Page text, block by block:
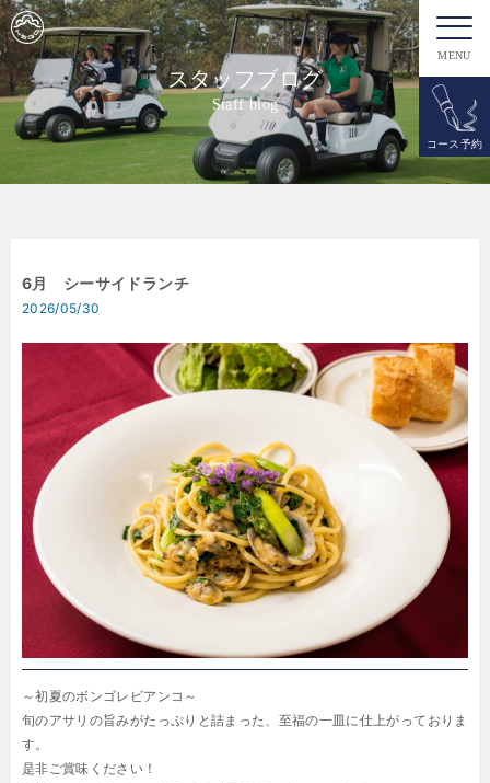
MENU
コース予約
スタッフブログ
Staff blog
6月 シーサイドランチ
2026/05/30
～初夏のボンゴレビアンコ～
旬のアサリの旨みがたっぷりと詰まった、 至福の一皿に仕上がっておりま
す。
是非ご賞味ください！